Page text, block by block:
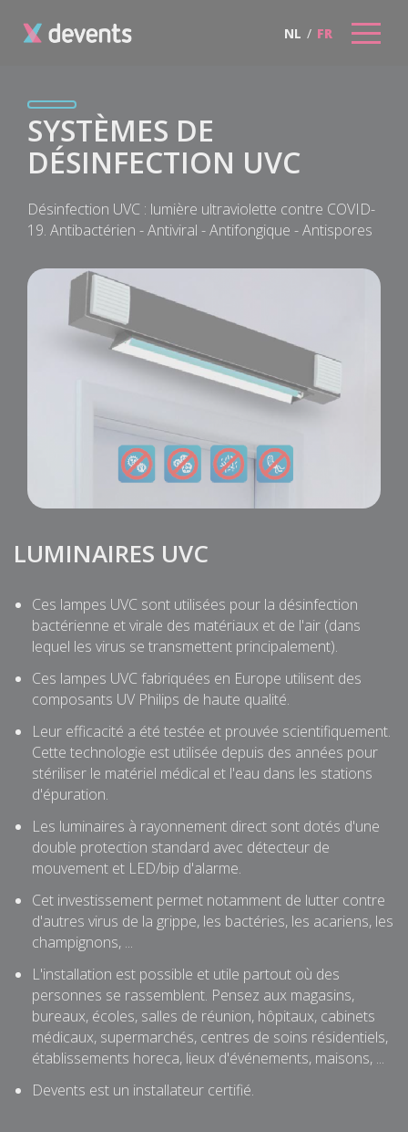
NL / FR
SYSTÈMES DE
DÉSINFECTION UVC
Désinfection UVC : lumière ultraviolette contre COVID-
19. Antibactérien - Antiviral - Antifongique - Antispores
LUMINAIRES UVC
Ces lampes UVC sont utilisées pour la désinfection
bactérienne et virale des matériaux et de l'air (dans
lequel les virus se transmettent principalement).
Ces lampes UVC fabriquées en Europe utilisent des
composants UV Philips de haute qualité.
Leur efficacité a été testée et prouvée scientifiquement.
Cette technologie est utilisée depuis des années pour
stériliser le matériel médical et l'eau dans les stations
d'épuration.
Les luminaires à rayonnement direct sont dotés d'une
double protection standard avec détecteur de
mouvement et LED/bip d'alarme.
Cet investissement permet notamment de lutter contre
d'autres virus de la grippe, les bactéries, les acariens, les
champignons, ...
L'installation est possible et utile partout où des
personnes se rassemblent. Pensez aux magasins,
bureaux, écoles, salles de réunion, hôpitaux, cabinets
médicaux, supermarchés, centres de soins résidentiels,
établissements horeca, lieux d'événements, maisons, ...
Devents est un installateur certifié.